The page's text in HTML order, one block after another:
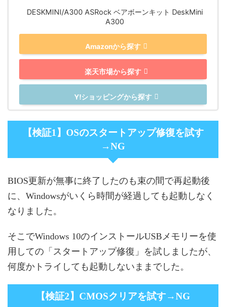
DESKMINI/A300 ASRock ベアボーンキット DeskMini
A300
Amazonから探す
楽天市場から探す
Y!ショッピングから探す
【検証1】OSのスタートアップ修復を試す
→NG
BIOS更新が無事に終了したのも束の間で再起動後
に、Windowsがいくら時間が経過しても起動しなく
なりました。
そこでWindows 10のインストールUSBメモリーを使
用しての「スタートアップ修復」を試しましたが、
何度かトライしても起動しないままでした。
【検証2】CMOSクリアを試す→NG